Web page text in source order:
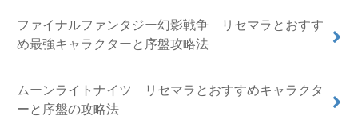
ファイナルファンタジー幻影戦争 リセマラとおすす
め最強キャラクターと序盤攻略法
ムーンライトナイツ リセマラとおすすめキャラクタ
ーと序盤の攻略法